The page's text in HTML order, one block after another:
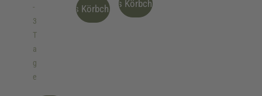
-
3
T
a
g
e
Ins Körbchen Ins Körbchen